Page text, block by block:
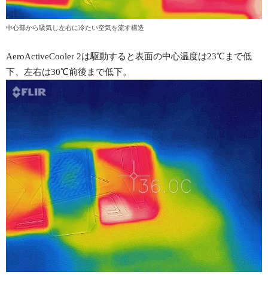
中心部から吸気し左右に冷たい空気を流す構造
AeroActiveCooler 2は駆動すると表面の中心温度は23℃まで低
下、左右は30℃前後まで低下。